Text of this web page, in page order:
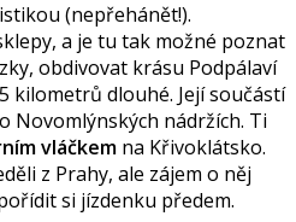
(nepřehánět!).
a je tu tak možné poznat
obdivovat krásu Podpálaví
kilometrů dlouhé. Její součástí
Novomlýnských nádržích. Ti
vláčkemna Křivoklátsko.
z Prahy, ale zájem o něj
si jízdenku předem.